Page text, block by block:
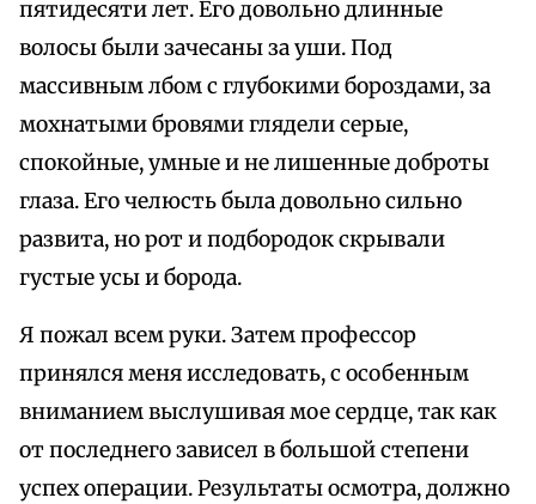
пятидесяти лет. Его довольно длинные
волосы были зачесаны за уши. Под
массивным лбом с глубокими бороздами, за
мохнатыми бровями глядели серые,
спокойные, умные и не лишенные доброты
глаза. Его челюсть была довольно сильно
развита, но рот и подбородок скрывали
густые усы и борода.
Я пожал всем руки. Затем профессор
принялся меня исследовать, с особенным
вниманием выслушивая мое сердце, так как
от последнего зависел в большой степени
успех операции. Результаты осмотра, должно